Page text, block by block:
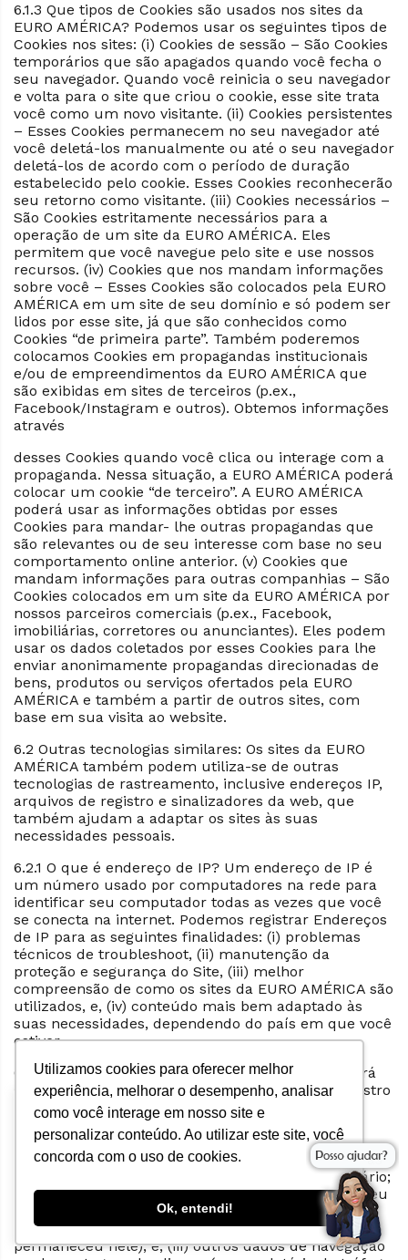
Utilizamos cookies para oferecer melhor
experiência, melhorar o desempenho, analisar
como você interage em nosso site e
personalizar conteúdo. Ao utilizar este site, você
concorda com o uso de cookies.
Ok, entendi!
6.1.3 Que tipos de Cookies são usados nos sites da
EURO AMÉRICA? Podemos usar os seguintes tipos de
Cookies nos sites: (i) Cookies de sessão – São Cookies
temporários que são apagados quando você fecha o
seu navegador. Quando você reinicia o seu navegador
e volta para o site que criou o cookie, esse site trata
você como um novo visitante. (ii) Cookies persistentes
– Esses Cookies permanecem no seu navegador até
você deletá-los manualmente ou até o seu navegador
deletá-los de acordo com o período de duração
estabelecido pelo cookie. Esses Cookies reconhecerão
seu retorno como visitante. (iii) Cookies necessários –
São Cookies estritamente necessários para a
operação de um site da EURO AMÉRICA. Eles
permitem que você navegue pelo site e use nossos
recursos. (iv) Cookies que nos mandam informações
sobre você – Esses Cookies são colocados pela EURO
AMÉRICA em um site de seu domínio e só podem ser
lidos por esse site, já que são conhecidos como
Cookies “de primeira parte”. Também poderemos
colocamos Cookies em propagandas institucionais
e/ou de empreendimentos da EURO AMÉRICA que
são exibidas em sites de terceiros (p.ex.,
Facebook/Instagram e outros). Obtemos informações
através
desses Cookies quando você clica ou interage com a
propaganda. Nessa situação, a EURO AMÉRICA poderá
colocar um cookie “de terceiro”. A EURO AMÉRICA
poderá usar as informações obtidas por esses
Cookies para mandar- lhe outras propagandas que
são relevantes ou de seu interesse com base no seu
comportamento online anterior. (v) Cookies que
mandam informações para outras companhias – São
Cookies colocados em um site da EURO AMÉRICA por
nossos parceiros comerciais (p.ex., Facebook,
imobiliárias, corretores ou anunciantes). Eles podem
usar os dados coletados por esses Cookies para lhe
enviar anonimamente propagandas direcionadas de
bens, produtos ou serviços ofertados pela EURO
AMÉRICA e também a partir de outros sites, com
base em sua visita ao website.
6.2 Outras tecnologias similares: Os sites da EURO
AMÉRICA também podem utiliza-se de outras
tecnologias de rastreamento, inclusive endereços IP,
arquivos de registro e sinalizadores da web, que
também ajudam a adaptar os sites às suas
necessidades pessoais.
6.2.1 O que é endereço de IP? Um endereço de IP é
um número usado por computadores na rede para
identificar seu computador todas as vezes que você
se conecta na internet. Podemos registrar Endereços
de IP para as seguintes finalidades: (i) problemas
técnicos de troubleshoot, (ii) manutenção da
proteção e segurança do Site, (iii) melhor
compreensão de como os sites da EURO AMÉRICA são
utilizados, e, (iv) conteúdo mais bem adaptado às
suas necessidades, dependendo do país em que você
estiver.
6.2.2 Arquivos de Registro. A EURO AMÉRICA poderá
coletar informações na forma de arquivos de registro
que registram as atividades do site e coletam
estatísticas sobre os hábitos de navegação do
usuário. Em geral, esses registros são gerados
anonimamente e nos ajudam a coletar (entre outras
coisas) (i) o tipo de navegador e o sistema do usuário;
(ii) informações sobre a sessão do usuário (como seu
URL de origem, a data, hora e quais páginas o
usuário visitou em nosso site e quanto tempo
permaneceu nele); e, (iii) outros dados de navegação
Este site usa cookies para melhorar sua
experiência. Ao clicar em "Aceitar"
você concorda com o uso dos cookies e
ACEITAR